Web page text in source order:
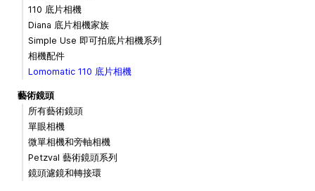
110 底片相機
Diana 底片相機家族
Simple Use 即可拍底片相機系列
相機配件
Lomomatic 110 底片相機
藝術鏡頭
所有藝術鏡頭
單眼相機
微單相機和旁軸相機
Petzval 藝術鏡頭系列
鏡頭濾鏡和轉接環